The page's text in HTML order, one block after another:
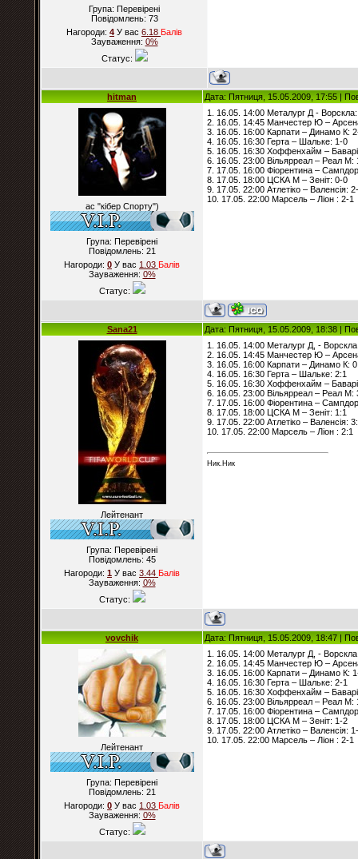
Група: Перевірені
Повідомлень: 73
Нагороди: 4 У вас 6.18 Балiв
Зауваження: 0%
Статус:
hitman Дата: Пятниця, 15.05.2009, 17:55 |
ас "кібер Спорту")
Група: Перевірені
Повідомлень: 21
Нагороди: 0 У вас 1.03 Балiв
Зауваження: 0%
Статус:
1. 16.05. 14:00 Металург Д -
2. 16.05. 14:45 Манчестер Ю –
3. 16.05. 16:00 Карпати – Динамо К:
4. 16.05. 16:30 Герта – Шальке: 1-0
5. 16.05. 16:30 Хоффенхайм –
6. 16.05. 23:00 Вільярреал – Реал М:
7. 17.05. 16:00 Фіорентина –
8. 17.05. 18:00 ЦСКА М – Зеніт: 0-0
9. 17.05. 22:00 Атлетіко – Валенсія:
10. 17.05. 22:00 Марсель – Ліон : 2-1
Sana21 Дата: Пятниця, 15.05.2009, 18:38 |
Лейтенант
Група: Перевірені
Повідомлень: 45
Нагороди: 1 У вас 3.44 Балiв
Зауваження: 0%
Статус:
1. 16.05. 14:00 Металург Д, -
2. 16.05. 14:45 Манчестер Ю –
3. 16.05. 16:00 Карпати – Динамо К:
4. 16.05. 16:30 Герта – Шальке: 2:1
5. 16.05. 16:30 Хоффенхайм –
6. 16.05. 23:00 Вільярреал – Реал М:
7. 17.05. 16:00 Фіорентина –
8. 17.05. 18:00 ЦСКА М – Зеніт: 1:1
9. 17.05. 22:00 Атлетіко – Валенсія:
10. 17.05. 22:00 Марсель – Ліон : 2:1
Ник.Ник
vovchik Дата: Пятниця, 15.05.2009, 18:47 |
Лейтенант
Група: Перевірені
Повідомлень: 21
Нагороди: 0 У вас 1.03 Балiв
Зауваження: 0%
Статус:
1. 16.05. 14:00 Металург Д, -
2. 16.05. 14:45 Манчестер Ю –
3. 16.05. 16:00 Карпати – Динамо К:
4. 16.05. 16:30 Герта – Шальке: 2-1
5. 16.05. 16:30 Хоффенхайм –
6. 16.05. 23:00 Вільярреал – Реал М:
7. 17.05. 16:00 Фіорентина –
8. 17.05. 18:00 ЦСКА М – Зеніт: 1-2
9. 17.05. 22:00 Атлетіко – Валенсія:
10. 17.05. 22:00 Марсель – Ліон : 2-1